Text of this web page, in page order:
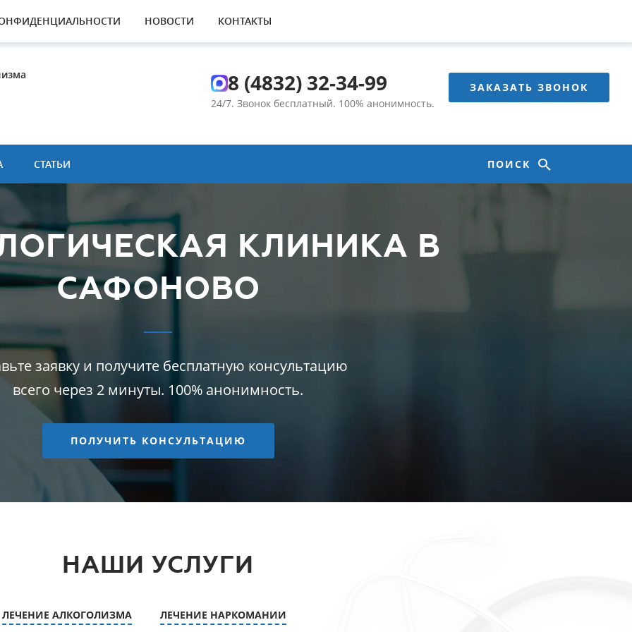
НОВОСТИ КОНТАКТЫ
8 (4832) 32-34-99
24/7. Звонок бесплатный. 100% анонимность.
ЗАКАЗАТЬ ЗВОНОК
СТАТЬИ ПОИСК
КЛИНИКА В
САФОНОВО
заявку и получите бесплатную консультацию
всего через 2 минуты. 100% анонимность.
ПОЛУЧИТЬ КОНСУЛЬТАЦИЮ
НАШИ УСЛУГИ
ЛЕЧЕНИЕ АЛКОГОЛИЗМА ЛЕЧЕНИЕ НАРКОМАНИИ